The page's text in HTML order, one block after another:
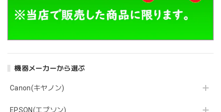
機器メーカーから選ぶ
Canon(キヤノン)
EPSON(エプソン)